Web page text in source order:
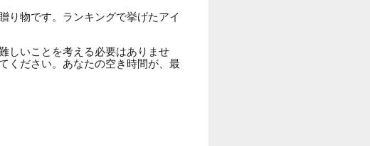
り物です。ランキングで挙げたアイ
しいことを考える必要はありませ
ください。あなたの空き時間が、最